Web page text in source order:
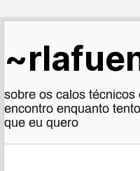
sobre os calos
encontro enquanto
que eu quero